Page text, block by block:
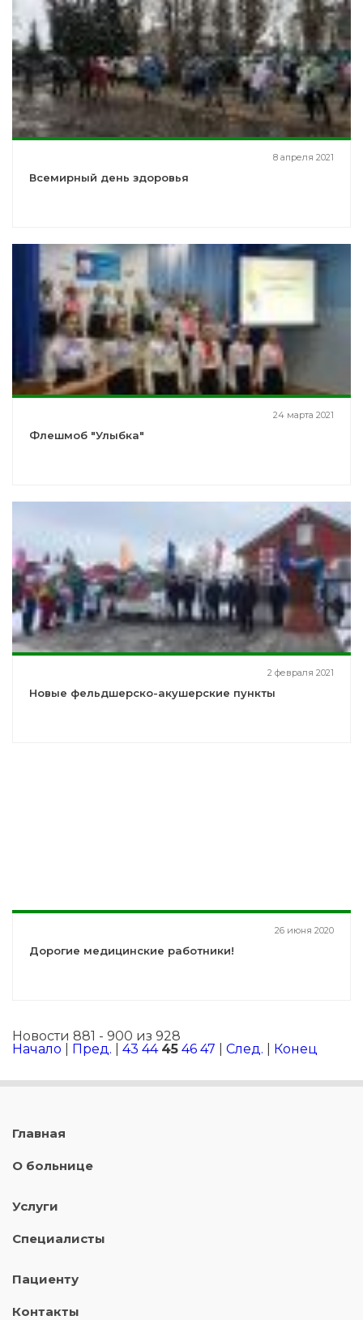
8 апреля 2021
Всемирный день здоровья
24 марта 2021
Флешмоб "Улыбка"
2 февраля 2021
Новые фельдшерско-акушерские пункты
26 июня 2020
Дорогие медицинские работники!
Новости 881 - 900 из 928
Начало
Пред. 43 44 45 46 47 След. Конец
Главная
О больнице
Услуги
Специалисты
Пациенту
Контакты